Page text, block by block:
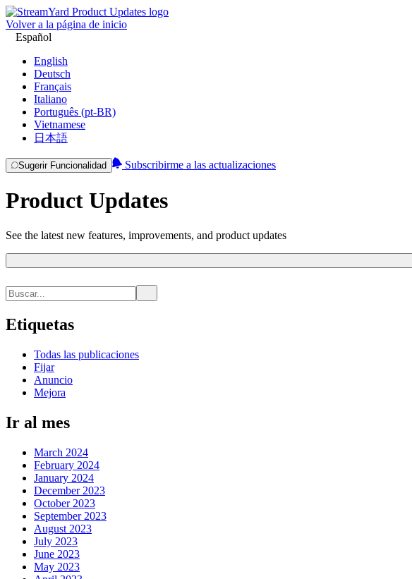
Volver a la página de inicio
Español
English
Deutsch
Français
Italiano
Português (pt-BR)
Vietnamese
日本語
Sugerir Funcionalidad Subscribirme a las actualizaciones
Product Updates
See the latest new features, improvements, and product updates
Etiquetas
Todas las publicaciones
Fijar
Anuncio
Mejora
Ir al mes
March 2024
February 2024
January 2024
December 2023
October 2023
September 2023
August 2023
July 2023
June 2023
May 2023